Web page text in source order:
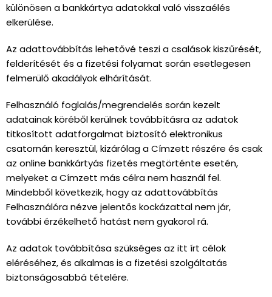
különösen a bankkártya adatokkal való visszaélés
elkerülése.
Az adattovábbítás lehetővé teszi a csalások kiszűrését,
felderítését és a fizetési folyamat során esetlegesen
felmerülő akadályok elhárítását.
Felhasználó foglalás/megrendelés során kezelt
adatainak köréből kerülnek továbbításra az adatok
titkosított adatforgalmat biztosító elektronikus
csatornán keresztül, kizárólag a Címzett részére és csak
az online bankkártyás fizetés megtörténte esetén,
melyeket a Címzett más célra nem használ fel.
Mindebből következik, hogy az adattovábbítás
Felhasználóra nézve jelentős kockázattal nem jár,
további érzékelhető hatást nem gyakorol rá.
Az adatok továbbítása szükséges az itt írt célok
eléréséhez, és alkalmas is a fizetési szolgáltatás
biztonságosabbá tételére.